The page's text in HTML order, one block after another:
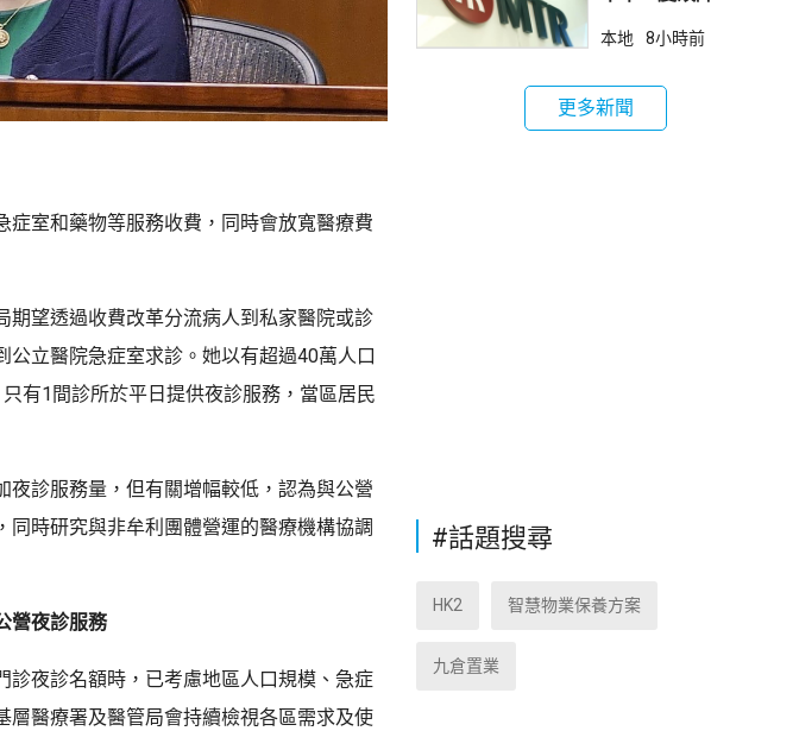
室和藥物等服務收費，同時會放寬醫療費
望透過收費改革分流病人到私家醫院或診
立醫院急症室求診。她以有超過40萬人口
有1間診所於平日提供夜診服務，當區居民
夜診服務量，但有關增幅較低，認為與公營
時研究與非牟利團體營運的醫療機構協調
營夜診服務
夜診名額時，已考慮地區人口規模、急症
層醫療署及醫管局會持續檢視各區需求及使
時恢復
本地 8小時前
更多新聞
#話題搜尋
HK2 智慧物業保養方案
九倉置業